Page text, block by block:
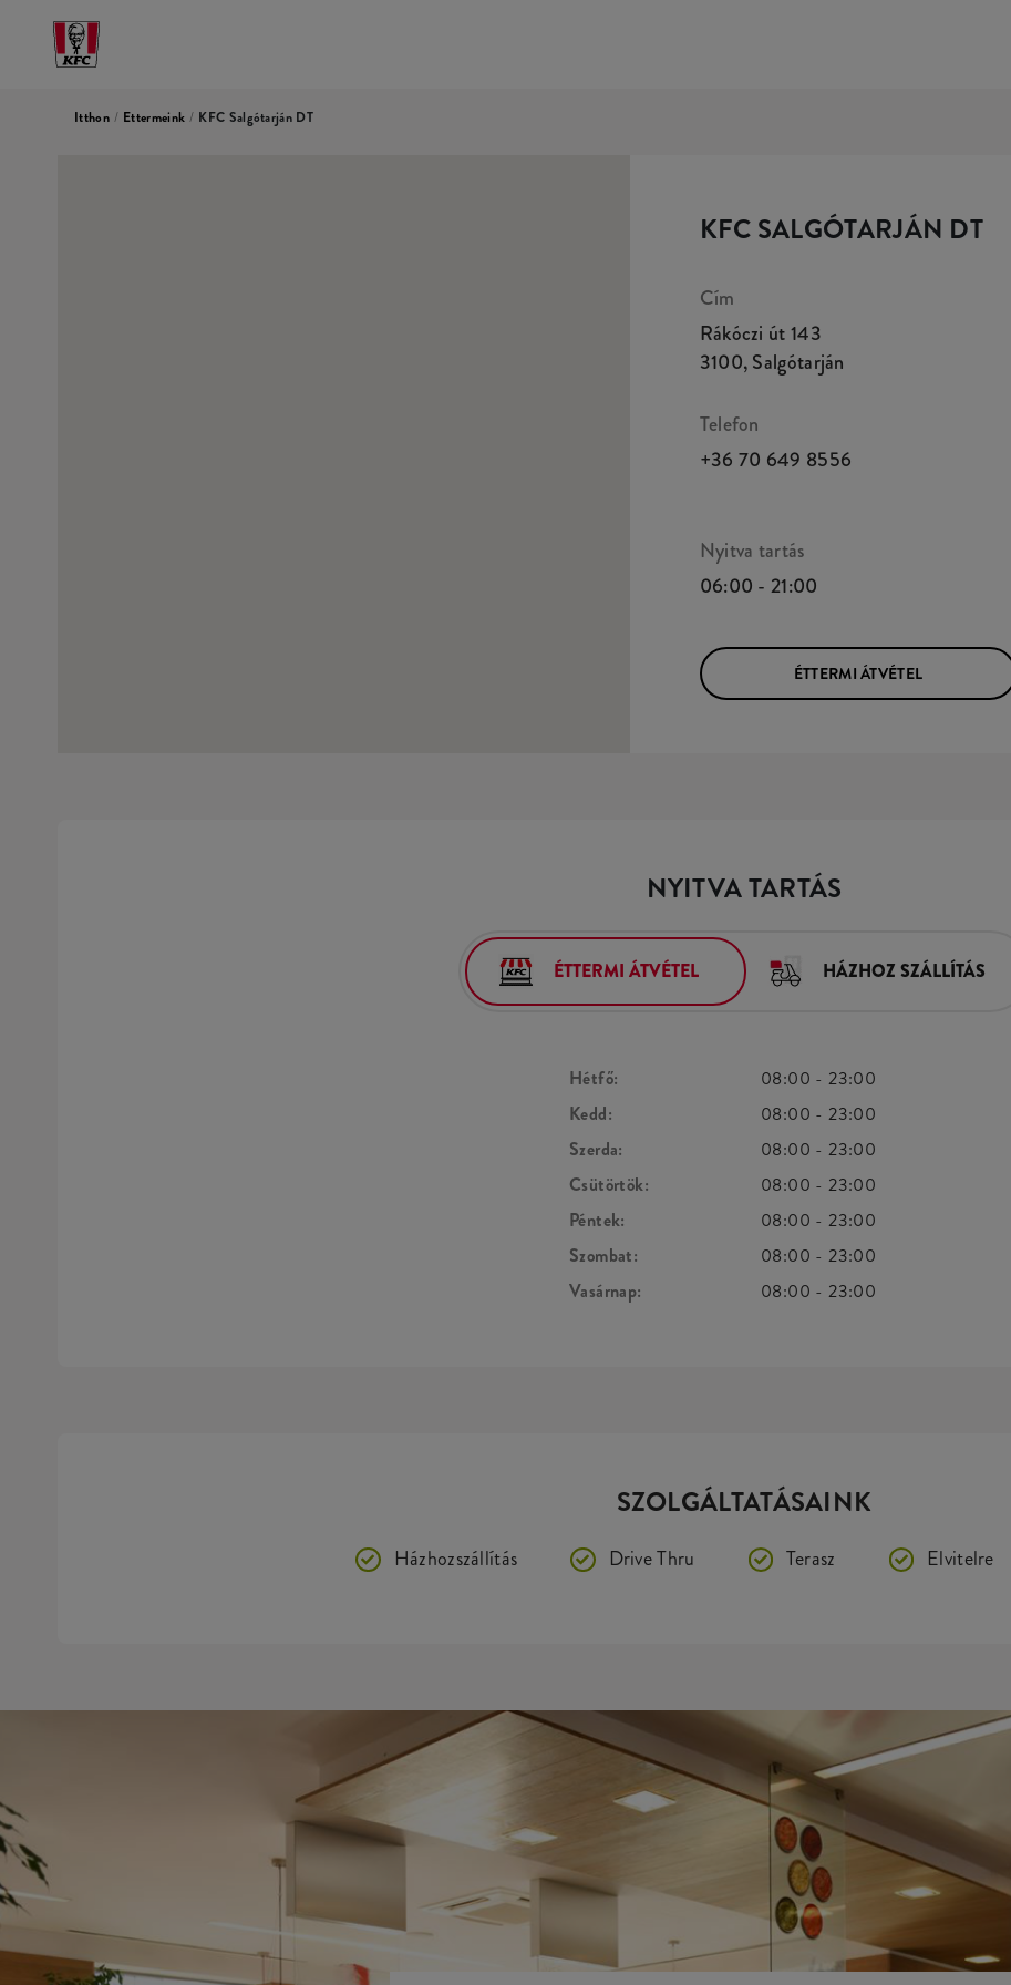
Itthon / Ettermeink / KFC Salgótarján DT
KFC SALGÓTARJÁN DT
Cím
Rákóczi út 143
3100,Salgótarján
Telefon
+36 70 649 8556
Nyitva tartás
06:00 - 21:00
ÉTTERMI ÁTVÉTEL
NYITVA TARTÁS
ÉTTERMI ÁTVÉTEL HÁZHOZ SZÁLLÍTÁS
Hétfő: 08:00 -23:00
Kedd:
08:00 -23:00
Szerda:
08:00 -23:00
Csütörtök:
08:00 -23:00
Péntek:
08:00 -23:00
Szombat:
08:00 -23:00
Vasárnap:
08:00 -23:00
SZOLGÁLTATÁSAINK
Házhozszállítás Drive Thru Terasz Elvitelre